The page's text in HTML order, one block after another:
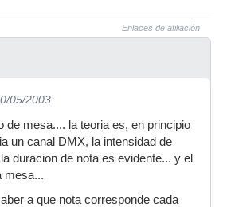
Enlaces de afiliación
05/2003
de mesa.... la teoria es, en principio
un canal DMX, la intensidad de
duracion de nota es evidente... y el
mesa...
a que nota corresponde cada